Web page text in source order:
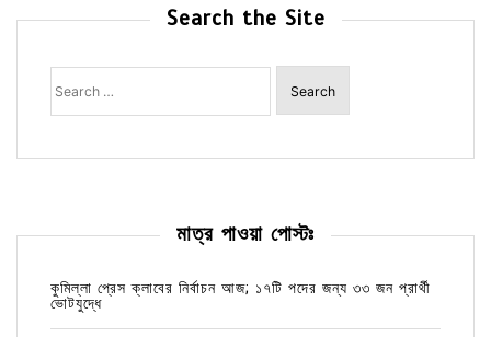
Search the Site
Search
for:
মাত্র পাওয়া পোস্টঃ
কুমিল্লা প্রেস ক্লাবের নির্বাচন আজ; ১৭টি পদের জন্য ৩৩ জন প্রার্থী
ভোটযুদ্ধে